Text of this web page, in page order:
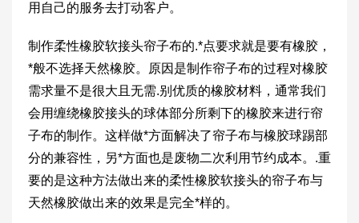
用自己的服务去打动客户。
制作柔性橡胶软接头帘子布的.*点要求就是要有橡胶，
*般不选择天然橡胶。原因是制作帘子布的过程对橡胶
需求量不是很大且无需.别优质的橡胶材料，通常我们
会用缠绕橡胶接头的球体部分所剩下的橡胶来进行帘
子布的制作。这样做*方面解决了帘子布与橡胶球踢部
分的兼容性，另*方面也是废物二次利用节约成本。.重
要的是这种方法做出来的柔性橡胶软接头的帘子布与
天然橡胶做出来的效果是完全*样的。